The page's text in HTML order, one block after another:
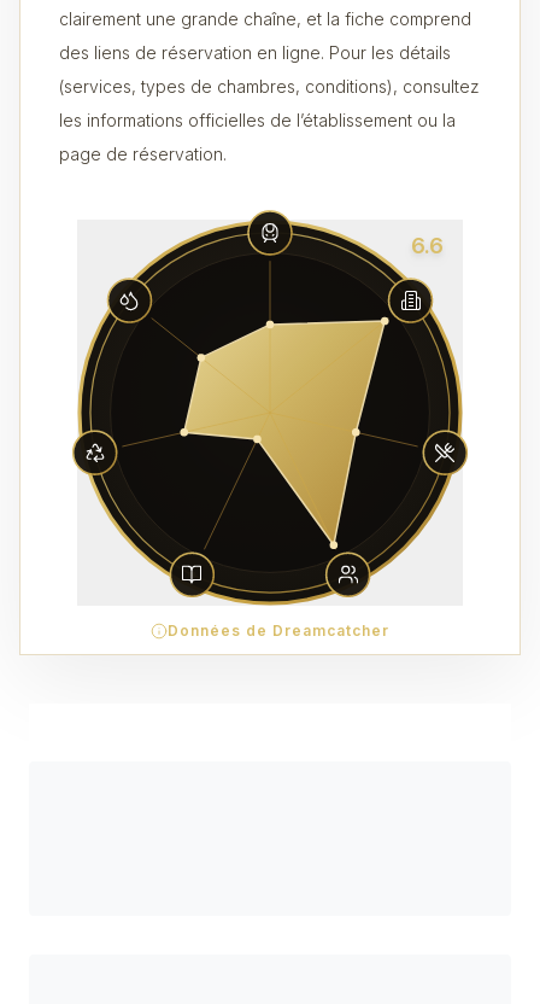
clairement une grande chaîne, et la fiche comprend
des liens de réservation en ligne. Pour les détails
(services, types de chambres, conditions), consultez
les informations officielles de l’établissement ou la
page de réservation.
6.6
Données de Dreamcatcher